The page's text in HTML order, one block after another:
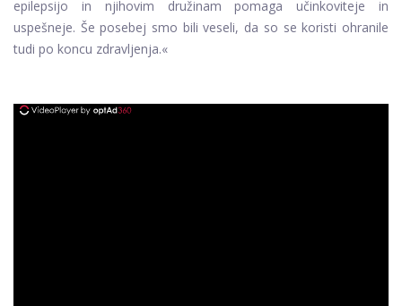
epilepsijo in njihovim družinam pomaga učinkoviteje in
uspešneje. Še posebej smo bili veseli, da so se koristi ohranile
tudi po koncu zdravljenja.«